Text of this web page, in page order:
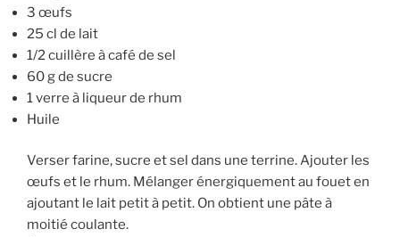
3 œufs
25 cl de lait
1/2 cuillère à café de sel
60 g de sucre
1 verre à liqueur de rhum
Huile
Verser farine, sucre et sel dans une terrine. Ajouter les
œufs et le rhum. Mélanger énergiquement au fouet en
ajoutant le lait petit à petit. On obtient une pâte à
moitié coulante.